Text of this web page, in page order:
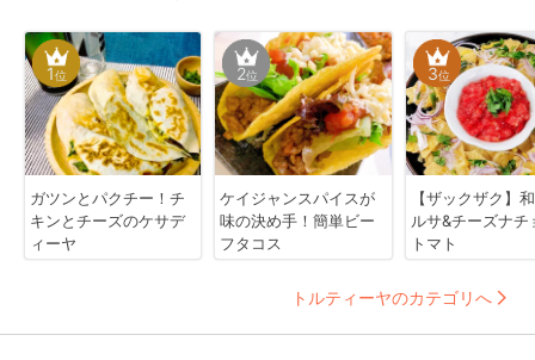
1位
ガツンとパクチー！チ
キンとチーズのケサデ
ィーヤ
2位
ケイジャンスパイスが
味の決め手！簡単ビー
フタコス
3位
【ザックザク】
ルサ&チーズナチ
トマト
トルティーヤのカテゴリへ